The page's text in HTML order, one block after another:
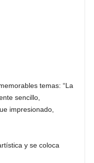
temas: “La
sencillo,
impresionado,
y se coloca